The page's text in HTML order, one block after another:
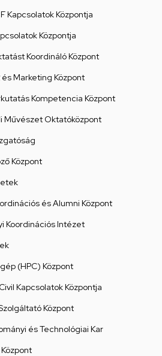
Kapcsolatok Központja
Központja
Koordináló Központ
Marketing Központ
Kompetencia Központ
Művészet Oktatóközpont
Központ
és Alumni Központ
Koordinációs Intézet
(HPC) Központ
Kapcsolatok Központja
Központ
és Technológiai Kar